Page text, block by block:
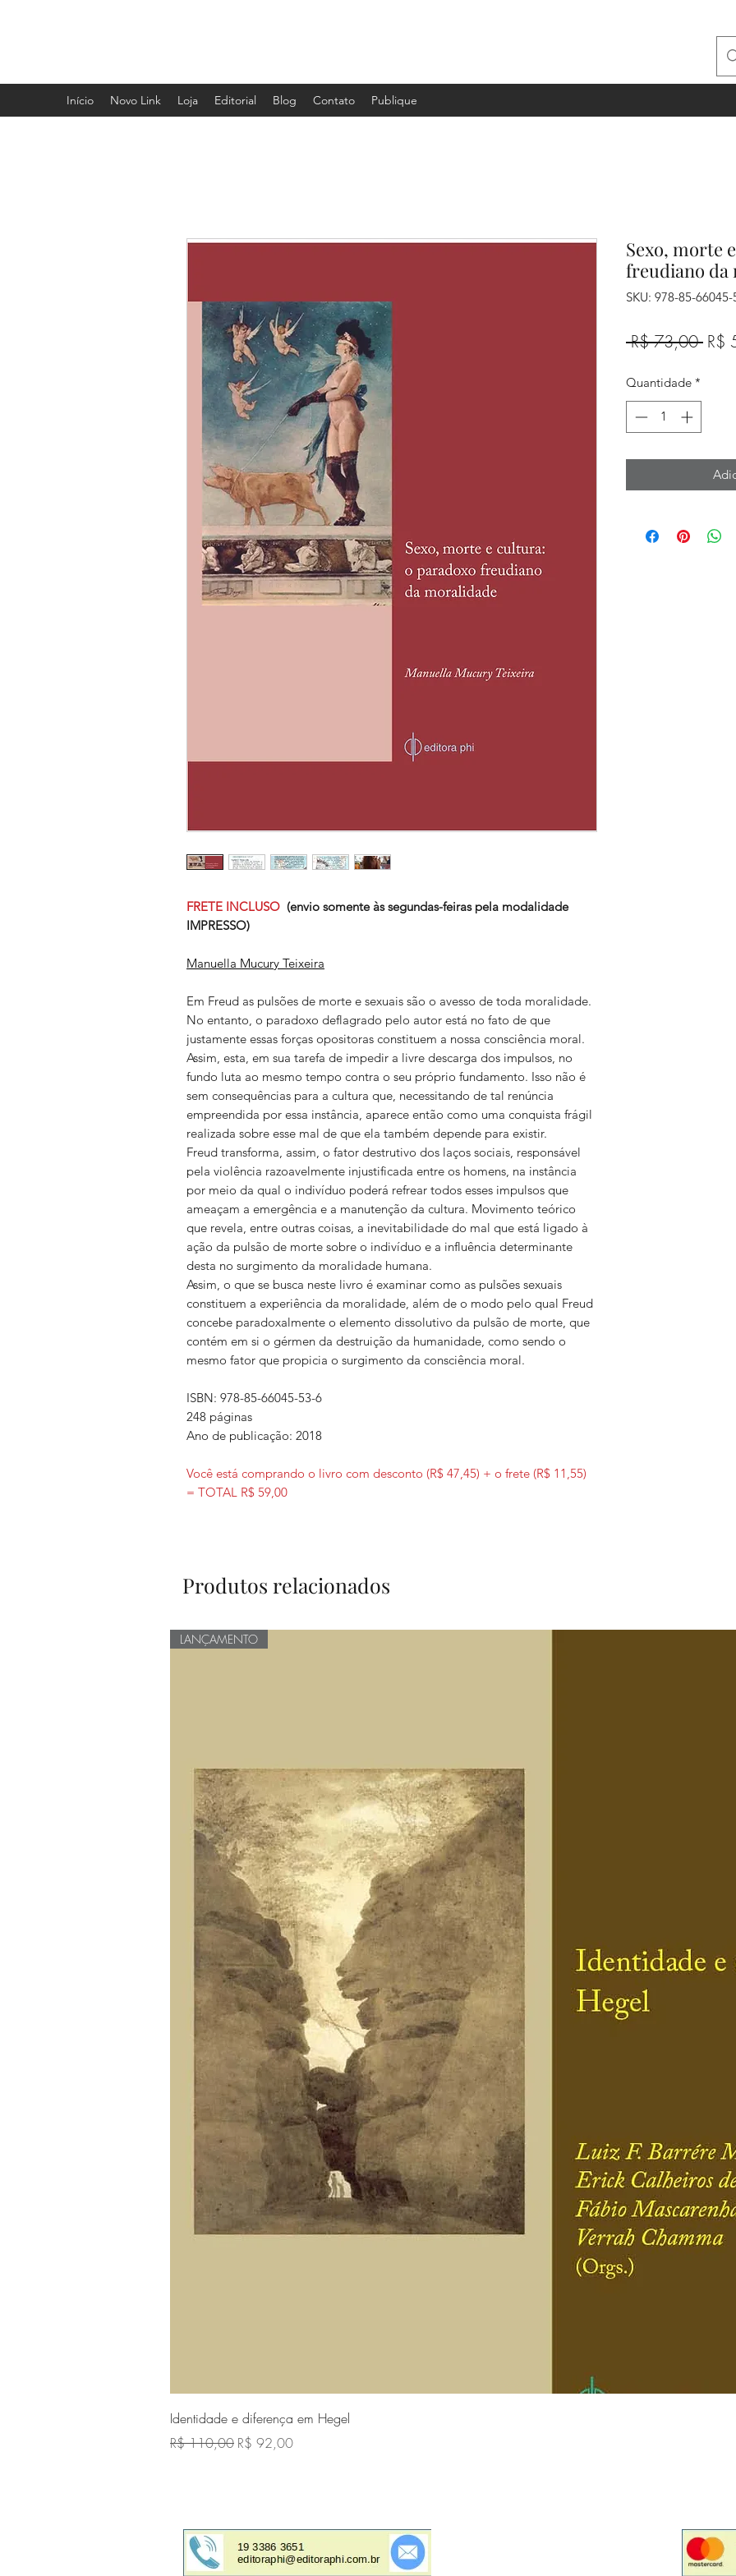
Início Novo Link Loja Editorial Blog Contato Publique
FRETE INCLUSO (envio somente às segundas-feiras pela modalidade
IMPRESSO)
Manuella Mucury Teixeira
Em Freud as pulsões de morte e sexuais são o avesso de toda moralidade.
No entanto, o paradoxo deflagrado pelo autor está no fato de que
justamente essas forças opositoras constituem a nossa consciência moral.
Assim, esta, em sua tarefa de impedir a livre descarga dos impulsos, no
fundo luta ao mesmo tempo contra o seu próprio fundamento. Isso não é
sem consequências para a cultura que, necessitando de tal renúncia
empreendida por essa instância, aparece então como uma conquista frágil
realizada sobre esse mal de que ela também depende para existir.
Freud transforma, assim, o fator destrutivo dos laços sociais, responsável
pela violência razoavelmente injustificada entre os homens, na instância
por meio da qual o indivíduo poderá refrear todos esses impulsos que
ameaçam a emergência e a manutenção da cultura. Movimento teórico
que revela, entre outras coisas, a inevitabilidade do mal que está ligado à
ação da pulsão de morte sobre o indivíduo e a influência determinante
desta no surgimento da moralidade humana.
Assim, o que se busca neste livro é examinar como as pulsões sexuais
constituem a experiência da moralidade, além de o modo pelo qual Freud
concebe paradoxalmente o elemento dissolutivo da pulsão de morte, que
contém em si o gérmen da destruição da humanidade, como sendo o
mesmo fator que propicia o surgimento da consciência moral.
ISBN: 978-85-66045-53-6
248 páginas
Ano de publicação: 2018
Você está comprando o livro com desconto (R$ 47,45) + o frete (R$ 11,55)
= TOTAL R$ 59,00
Sexo, morte
freudiano da
SKU: 978-85-
R$ 73,00 R$
Quantidade *
Produtos relacionados
LANÇAMENTO
Identidade e diferença em Hegel
Preço normal
R$ 110,00 Preço promocional
R$ 92,00